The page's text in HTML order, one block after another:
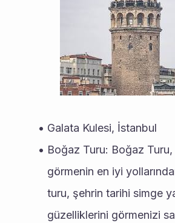
Galata Kulesi, İstanbul
Boğaz Turu: Boğaz
görmenin en iyi
turu, şehrin tarihi simge
güzelliklerini görmenizi